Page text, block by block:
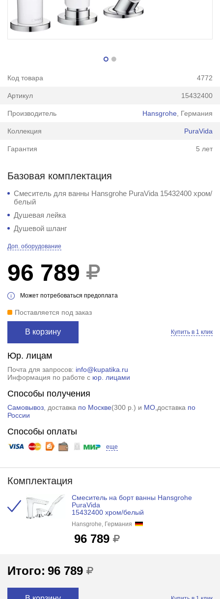
Код товара 4772
Артикул 15432400
Производитель Hansgrohe , Германия
Коллекция PuraVida
Гарантия 5 лет
Базовая комплектация
Смеситель для ванны Hansgrohe PuraVida 15432400 хром/
белый
Душевая лейка
Душевой шланг
Доп. оборудование
96 789
Может потребоваться предоплата
Поставляется под заказ
В корзину Купить в 1 клик
Юр. лицам
Почта для запросов: info@kupatika.ru
Информация по работе с юр. лицами
Способы получения
Самовывоз, доставка по Москве(300 р. ) и МО,доставка по
России
Способы оплаты
еще
Комплектация
Смеситель на борт ванны Hansgrohe
PuraVida
15432400 хром/белый
Hansgrohe, Германия
96 789
Итого: 96 789